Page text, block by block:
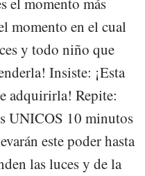
momento en el cual
y todo niño que
Insiste: ¡Esta
adquirirla! Repite:
UNICOS 10 minutos
este poder hasta
las luces y de la